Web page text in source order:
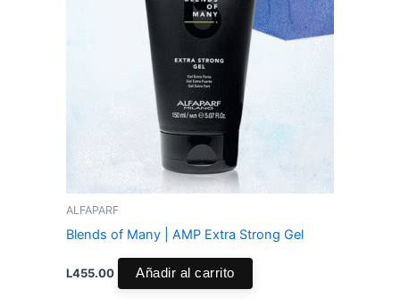
ALFAPARF
Blends of Many | AMP Extra Strong Gel
L455.00 Añadir al carrito